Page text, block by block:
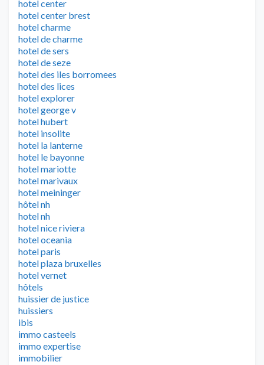
hotel center
hotel center brest
hotel charme
hotel de charme
hotel de sers
hotel de seze
hotel des iles borromees
hotel des lices
hotel explorer
hotel george v
hotel hubert
hotel insolite
hotel la lanterne
hotel le bayonne
hotel mariotte
hotel marivaux
hotel meininger
hôtel nh
hotel nh
hotel nice riviera
hotel oceania
hotel paris
hotel plaza bruxelles
hotel vernet
hôtels
huissier de justice
huissiers
ibis
immo casteels
immo expertise
immobilier